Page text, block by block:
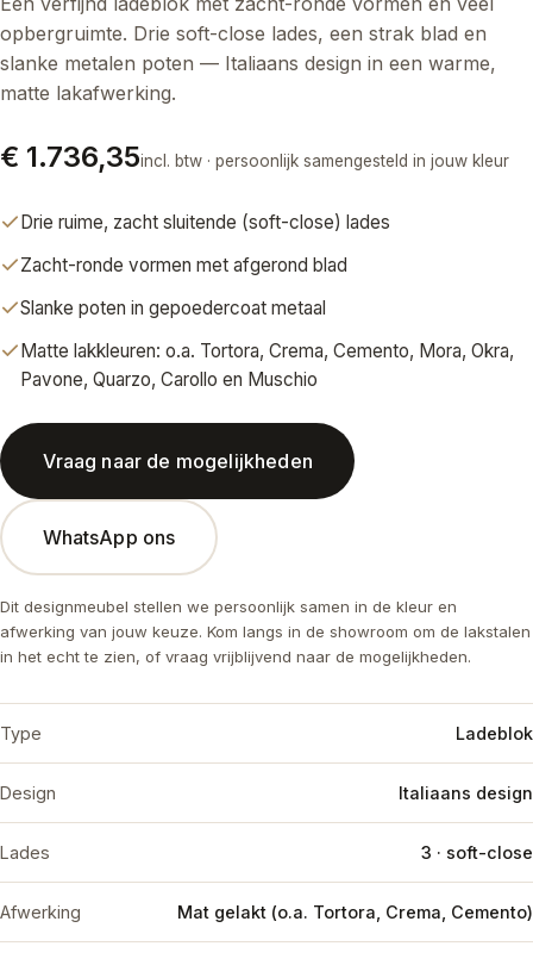
opbergruimte. Drie soft-close lades, een strak blad en
slanke metalen poten — Italiaans design in een warme,
matte lakafwerking.
€ 1.736,35incl. btw · persoonlijk samengesteld in jouw kleur
Drie ruime, zacht sluitende (soft-close) lades
Zacht-ronde vormen met afgerond blad
Slanke poten in gepoedercoat metaal
Matte lakkleuren: o.a. Tortora, Crema, Cemento, Mora, Okra,
Pavone, Quarzo, Carollo en Muschio
Vraag naar de mogelijkheden
WhatsApp ons
Dit designmeubel stellen we persoonlijk samen in de kleur en
afwerking van jouw keuze. Kom langs in de showroom om de lakstalen
in het echt te zien, of vraag vrijblijvend naar de mogelijkheden.
Type Ladeblok
Design Italiaans design
Lades 3 · soft-close
Afwerking Mat gelakt (o.a. Tortora, Crema, Cemento)